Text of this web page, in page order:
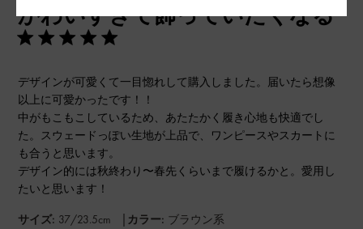
かわいすぎて飾っていたくなる
デザインが可愛くて一目惚れして購入しました。届いたら想像
以上に可愛かったです！！
中がもこもこしているため、あたたかく履き心地も快適でし
た。スウェードっぽい生地が上品で、ワンピースやスカートに
も合うと思います。
デザイン的には秋終わり〜春先くらいまで履けるかと。愛用し
たいと思います！
サイズ: 37/23.5cm | カラー: ブラウン系
日